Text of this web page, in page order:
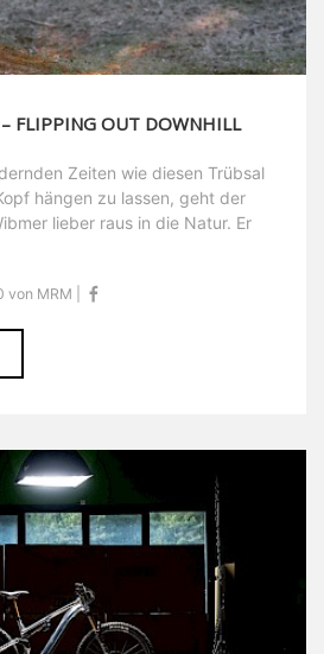
FLIPPING OUT DOWNHILL
Zeiten wie diesen Trübsal
hängen zu lassen, geht der
lieber raus in die Natur. Er
von MRM |